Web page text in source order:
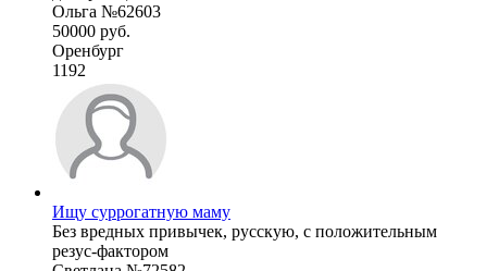
Ольга №62603
50000 руб.
Оренбург
1192
Ищу суррогатную маму
Без вредных привычек, русскую, с положительным
резус-фактором